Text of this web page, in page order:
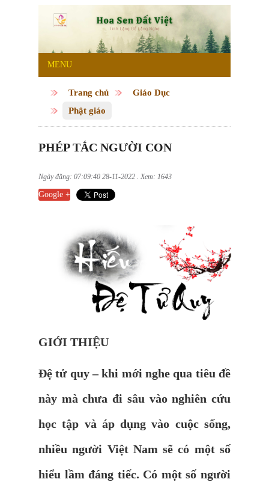
MENU
Trang chủ
Giáo Dục
Phật giáo
PHÉP TẮC NGƯỜI CON
Ngày đăng: 07:09:40 28-11-2022 . Xem: 1643
Google +
GIỚI THIỆU
Đệ tử quy – khi mới nghe qua tiêu đề
này mà chưa đi sâu vào nghiên cứu
học tập và áp dụng vào cuộc sống,
nhiều người Việt Nam sẽ có một số
hiểu lầm đáng tiếc. Có một số người